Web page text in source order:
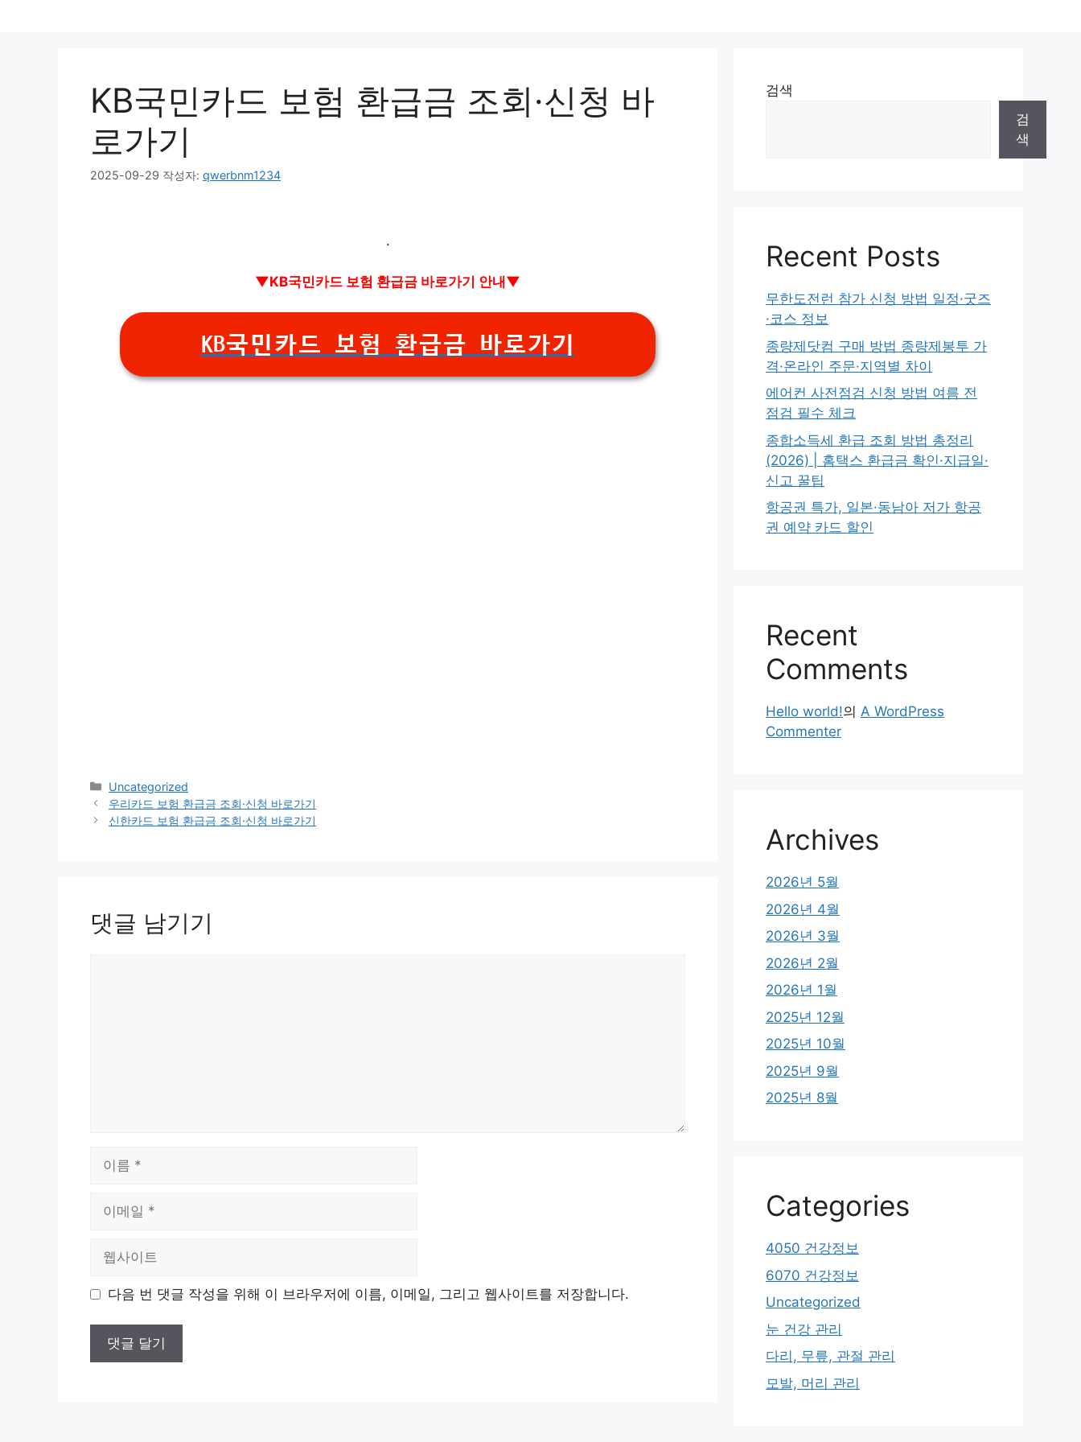
KB국민카드 보험 환급금 조회·신청 바
로가기
2025-09-29 작성자: qwerbnm1234
.
▼KB국민카드 보험 환급금 바로가기 안내▼
KB국민카드 보험 환급금 바로가기
카
테
고
Uncategorized
우리카드 보험 환급금 조회·신청 바로가기
신한카드 보험 환급금 조회·신청 바로가기
댓글 남기기
이 다음 번 댓글 작성을 위해 이 브라우저에 이름, 이메일, 그리고 웹사이트를 저장합니다.
검색
검
색
Recent Posts
무한도전런 참가 신청 방법 일정·굿즈
·코스 정보
종량제닷컴 구매 방법 종량제봉투 가
격·온라인 주문·지역별 차이
에어컨 사전점검 신청 방법 여름 전
점검 필수 체크
종합소득세 환급 조회 방법 총정리
(2026) | 홈택스 환급금 확인·지급일·
신고 꿀팁
항공권 특가, 일본·동남아 저가 항공
권 예약 카드 할인
Recent
Comments
Hello world!의 A WordPress
Commenter
Archives
2026년 5월
2026년 4월
2026년 3월
2026년 2월
2026년 1월
2025년 12월
2025년 10월
2025년 9월
2025년 8월
Categories
4050 건강정보
6070 건강정보
Uncategorized
눈 건강 관리
다리, 무릎, 관절 관리
모발, 머리 관리